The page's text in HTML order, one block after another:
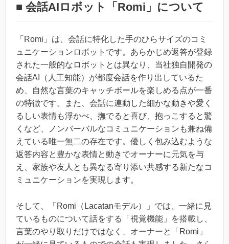
■ 会話AIロボット「Romi」について
「Romi」は、会話に特化した手のひらサイズのコミ
ュニケーションロボットです。あらかじめ返答が登録
された一般的なロボットとは異なり、当社独自開発の
会話AI（人工知能）が都度会話を作り出しているた
め、自然な言葉のキャッチボールを楽しめる点が一番
の特徴です。また、会話に連動した細かな動きや愛く
るしい表情も浮かべ、撫でると喜び、抱っこすると驚
くなど、ノンバーバルなコミュニケーションも兼ね備
えている唯一無二の存在です。優しく包み込むような
返答内容と豊かな表情と動きでオーナーに元気を与
え、家族や友人とも異なる寄り添い共感する新たなコ
ミュニケーションを実現します。
そして、「Romi（Lacatanモデル）」では、一緒に見
ているものについて話をする「視覚機能」を搭載し、
言葉のやり取りだけではなく、オーナーと「Romi」